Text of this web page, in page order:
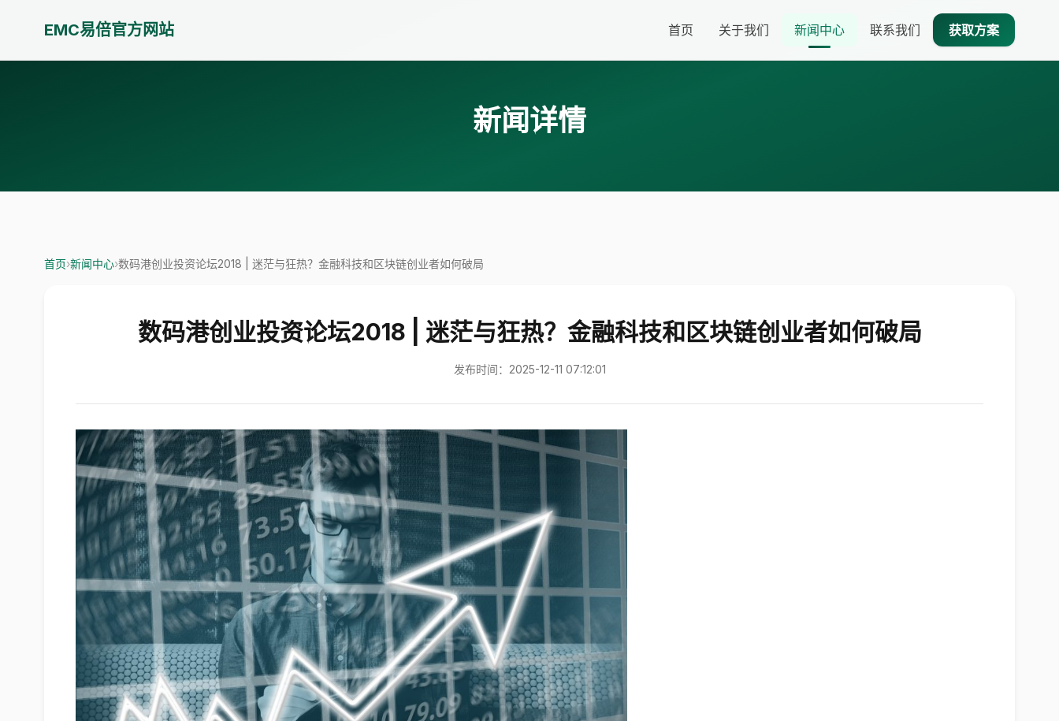
EMC易倍官方网站 首页 关于我们 新闻中心 联系我们 获取方案
新闻详情
首页›新闻中心›数码港创业投资论坛2018 | 迷茫与狂热？金融科技和区块链创业者如何破局
数码港创业投资论坛2018 | 迷茫与狂热？金融科技和区块链创业者如何破局
发布时间：2025-12-11 07:12:01